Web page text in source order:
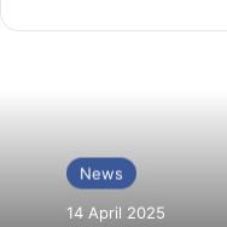
News
14 April 2025